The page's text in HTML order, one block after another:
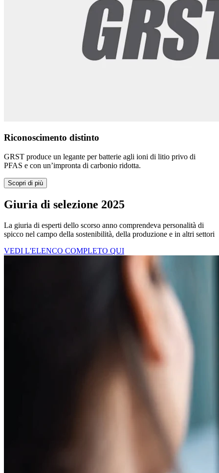
Riconoscimento distinto
GRST produce un legante per batterie agli ioni di litio privo di
PFAS e con un’impronta di carbonio ridotta.
Scopri di più
Giuria di selezione 2025
La giuria di esperti dello scorso anno comprendeva personalità di
spicco nel campo della sostenibilità, della produzione e in altri settori
VEDI L'ELENCO COMPLETO QUI